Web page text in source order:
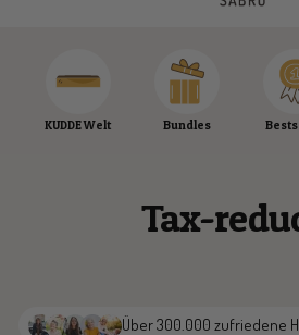
GmbH
KUDDE Welt Bundles
Tax-
Über 300.000 zufriedene